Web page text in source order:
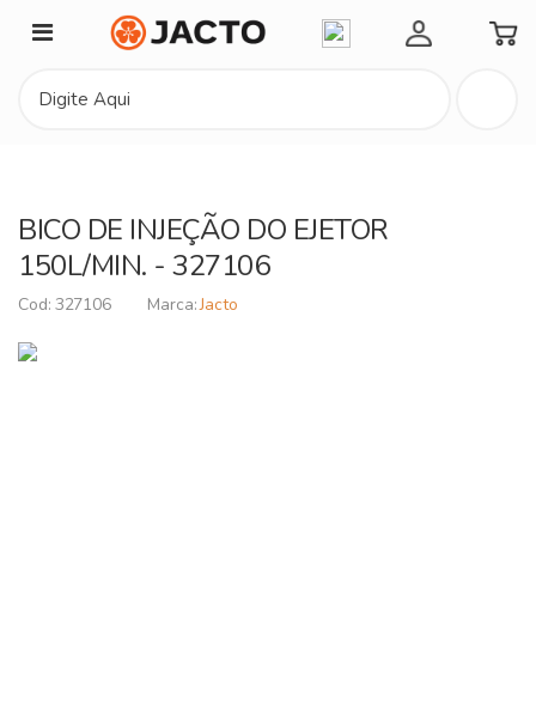
Minha Conta
BICO DE INJEÇÃO DO EJETOR
150L/MIN. - 327106
327106 Jacto